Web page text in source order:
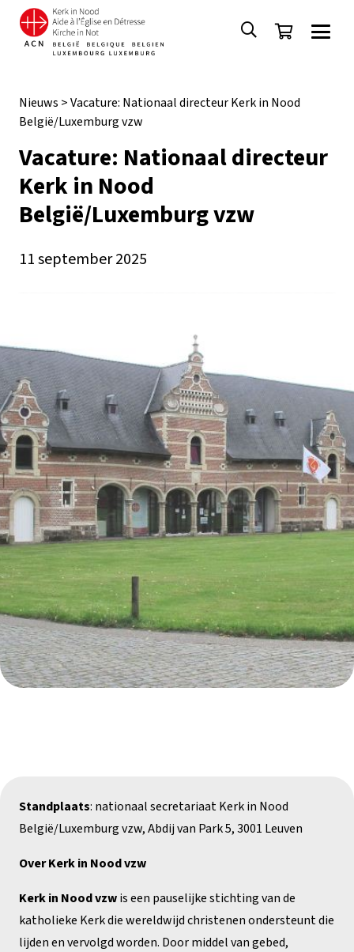
Nieuws >Vacature: Nationaal directeur Kerk in Nood
België/Luxemburg vzw
Vacature: Nationaal directeur
Kerk in Nood
België/Luxemburg vzw
11 september 2025
Standplaats: nationaal secretariaat Kerk in Nood
België/Luxemburg vzw, Abdij van Park 5, 3001 Leuven
Over Kerk in Nood vzw
Kerk in Nood vzwis een pauselijke stichting van de
katholieke Kerk die wereldwijd christenen ondersteunt die
lijden en vervolgd worden. Door middel van gebed,